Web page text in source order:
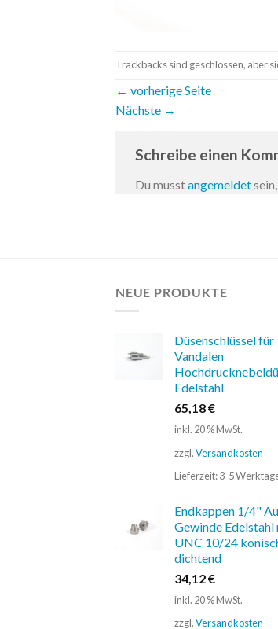
Trackbacks sind geschlossen, aber
← vorherige Seite
Nächste →
Schreibe einen
Du musstangemeldet
NEUE PRODUKTE
Düsenschlüssel für
Vandalen
Edelstahl
65,18€
inkl. 20 % MwSt.
zzgl.Versandkosten
Lieferzeit:3-5
Endkappen 1/4"
Gewinde Edelstahl
UNC 10/24
dichtend
34,12€
inkl. 20 % MwSt.
zzgl.Versandkosten